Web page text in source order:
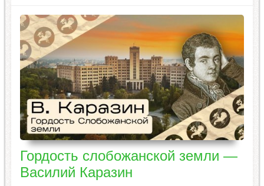
Гордость слобожанской земли —
Василий Каразин